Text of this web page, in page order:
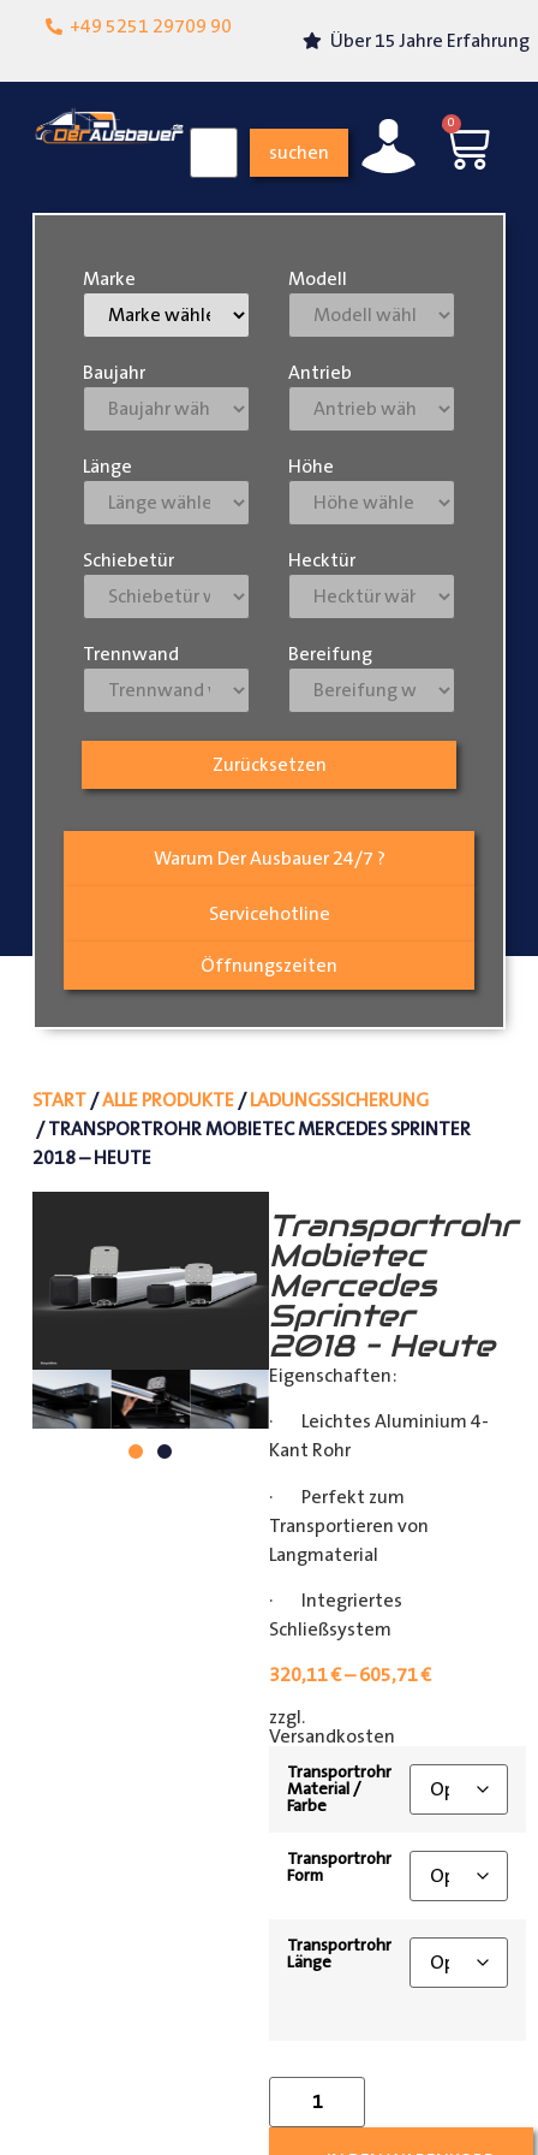
+49 5251 29709 90
Lokalgeschäft in
Über 15 Jahre Erfahrung
suchen
0
Warum Der Ausbauer 24/7 ?
Servicehotline
Öffnungszeiten
Marke Modell
Baujahr Antrieb
Länge Höhe
Schiebetür Hecktür
Trennwand Bereifung
Zurücksetzen
START/ALLE PRODUKTE/LADUNGSSICHERUNG
/ TRANSPORTROHR MOBIETEC MERCEDES SPRINTER
2018 – HEUTE
Transportrohr
Mobietec
Mercedes
Sprinter
2018 – Heute
Eigenschaften:
· Leichtes Aluminium 4-
Kant Rohr
· Perfekt zum
Transportieren von
Langmaterial
· Integriertes
Schließsystem
320,11€–605,71€
zzgl.
Versandkosten
Transportrohr
Material /
Farbe
Transportrohr
Form
Transportrohr
Länge